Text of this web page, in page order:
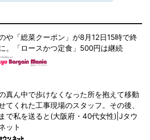
や「総菜クーポン」が8月12日15時で終
。「ロースかつ定食」500円は継続
真ん中で歩けなくなった所を抱えて移動
てくれた工事現場のスタッフ。その後、
で私を送ると(大阪府・40代女性)|Jタウ
ット